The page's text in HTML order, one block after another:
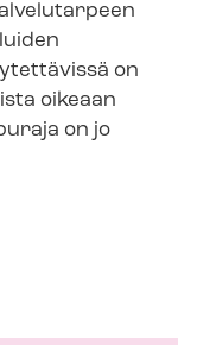
on
oikeaan
on jo